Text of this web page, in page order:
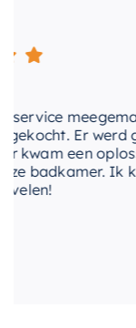
uitstraling
met-deur
omkeerbaar
Er werd
een
badkamer. Ik kan